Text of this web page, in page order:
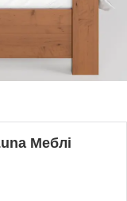
Меблі